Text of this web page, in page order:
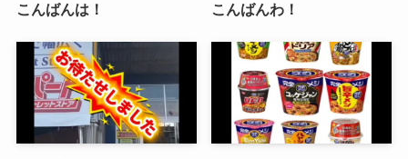
こんばんは！ こんばんわ！